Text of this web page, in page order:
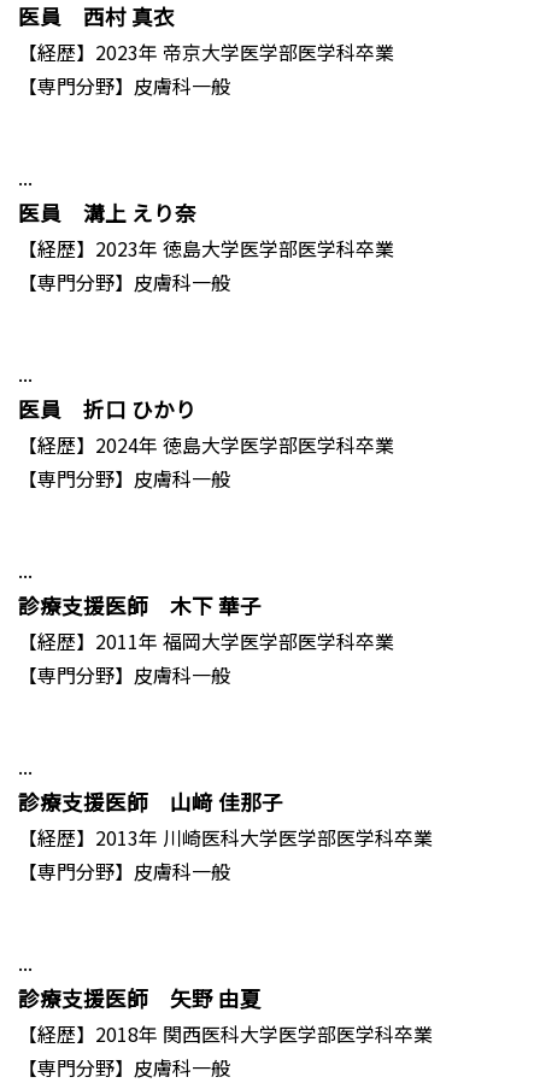
医員 西村 真衣
【経歴】2023年 帝京大学医学部医学科卒業
【専門分野】皮膚科一般
...
医員 溝上 えり奈
【経歴】2023年 徳島大学医学部医学科卒業
【専門分野】皮膚科一般
...
医員 折口 ひかり
【経歴】2024年 徳島大学医学部医学科卒業
【専門分野】皮膚科一般
...
診療支援医師 木下 華子
【経歴】2011年 福岡大学医学部医学科卒業
【専門分野】皮膚科一般
...
診療支援医師 山﨑 佳那子
【経歴】2013年 川崎医科大学医学部医学科卒業
【専門分野】皮膚科一般
...
診療支援医師 矢野 由夏
【経歴】2018年 関西医科大学医学部医学科卒業
【専門分野】皮膚科一般